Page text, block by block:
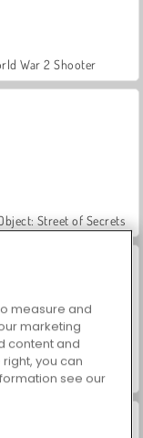
War 2 Shooter
Street of Secrets
& Makeup Studio
measure and
marketing
content and
you can
see our